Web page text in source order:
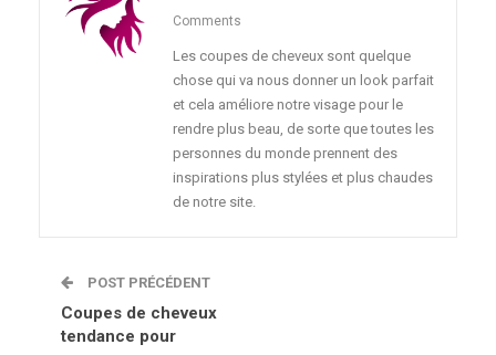
Comments
Les coupes de cheveux sont quelque
chose qui va nous donner un look parfait
et cela améliore notre visage pour le
rendre plus beau, de sorte que toutes les
personnes du monde prennent des
inspirations plus stylées et plus chaudes
de notre site.
POST PRÉCÉDENT
Coupes de cheveux
tendance pour